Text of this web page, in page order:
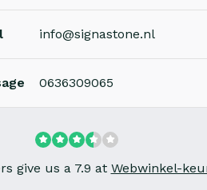
info@signastone.nl
0636309065
give us a 7.9 at Webwinkel-